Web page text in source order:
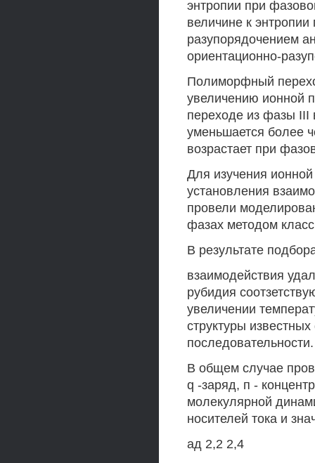
энтропии при
величине к
разупорядочением
ориентационно-
Полиморфный
увеличению ионной
переходе из фазы III
уменьшается более
возрастает при
Для изучения
установления
провели
фазах методом
В результате
взаимодействия
рубидия
увеличении
структуры
последовательности.
В общем случае
q -заряд, п -
молекулярной
носителей тока и
ад 2,2 2,4